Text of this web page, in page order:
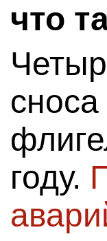
что
году.